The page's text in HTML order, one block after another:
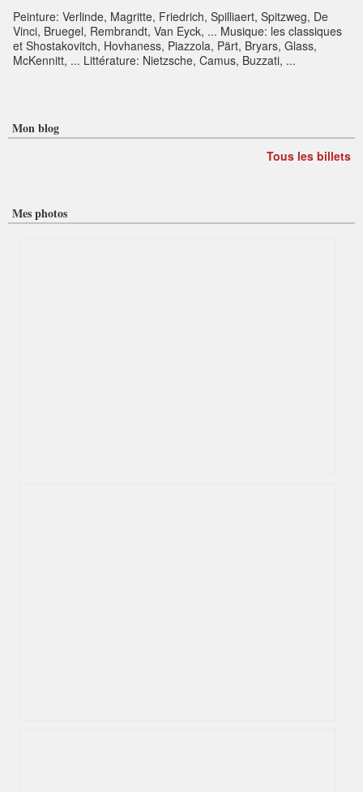
Peinture: Verlinde, Magritte, Friedrich, Spilliaert, Spitzweg, De
Vinci, Bruegel, Rembrandt, Van Eyck, ... Musique: les classiques
et Shostakovitch, Hovhaness, Piazzola, Pärt, Bryars, Glass,
McKennitt, ... Littérature: Nietzsche, Camus, Buzzati, ...
Mon blog
Tous les billets
Mes photos